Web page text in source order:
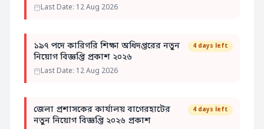
Last Date: 12 Aug 2026
১৯৭ পদে কারিগরি শিক্ষা অধিদপ্তরের নতুন
নিয়োগ বিজ্ঞপ্তি প্রকাশ ২০২৬
4 days left
Last Date: 12 Aug 2026
জেলা প্রশাসকের কার্যালয় বাগেরহাটের
নতুন নিয়োগ বিজ্ঞপ্তি ২০২৬ প্রকাশ
4 days left